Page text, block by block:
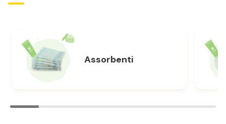
Assorbenti